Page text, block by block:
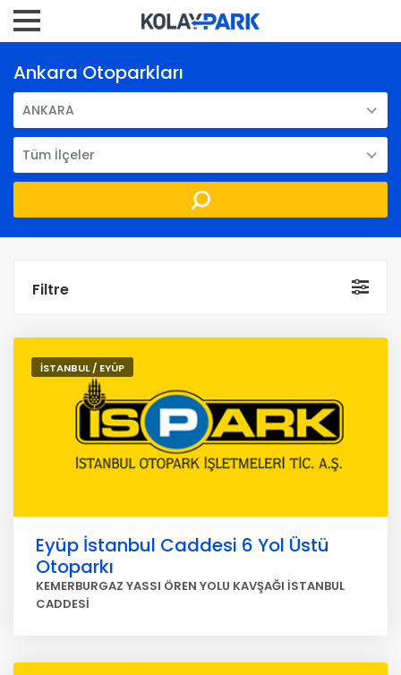
Ankara Otoparkları
ANKARA
Tüm İlçeler
Filtre
İSTANBUL / EYÜP
Eyüp İstanbul Caddesi 6 Yol Üstü
Otoparkı
KEMERBURGAZ YASSI ÖREN YOLU KAVŞAĞI İSTANBUL
CADDESİ